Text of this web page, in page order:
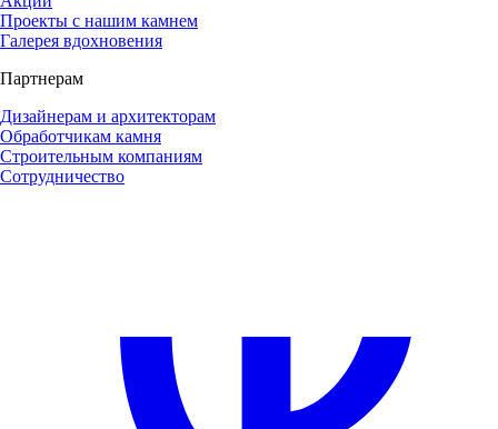
Проекты с нашим камнем
Галерея вдохновения
Партнерам
Дизайнерам и архитекторам
Обработчикам камня
Строительным компаниям
Сотрудничество